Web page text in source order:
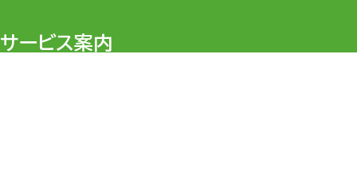
サービス案内